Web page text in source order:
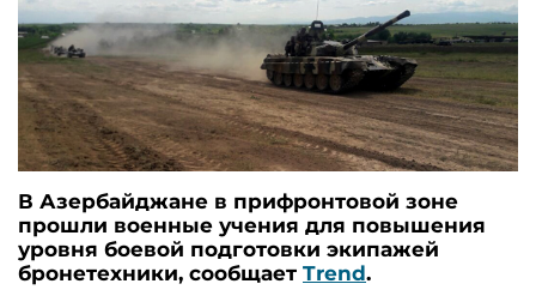
В Азербайджане в прифронтовой зоне
прошли военные учения для повышения
уровня боевой подготовки экипажей
бронетехники, сообщает Trend.